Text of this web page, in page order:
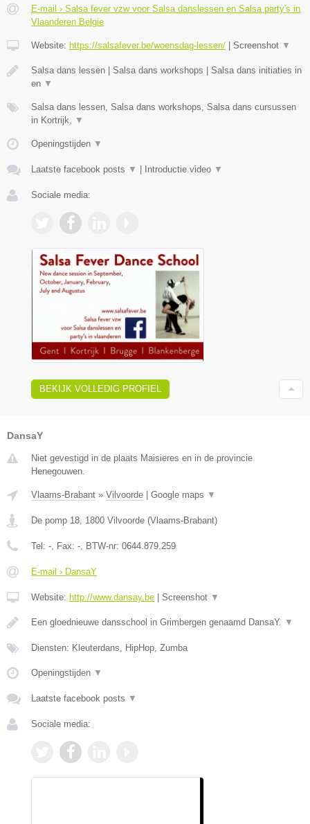
E-mail › Salsa fever vzw voor Salsa danslessen en Salsa party's in
Vlaanderen Belgie
Website: https://salsafever.be/woensdag-lessen/ Screenshot ▼
Salsa dans lessen | Salsa dans workshops | Salsa dans initiaties in
en ▼
Salsa dans lessen, Salsa dans workshops, Salsa dans cursussen
in Kortrijk, ▼
Openingstijden ▼
Laatste facebook posts ▼ Introductie video ▼
Sociale media:
BEKIJK VOLLEDIG PROFIEL
DansaY
Niet gevestigd in de plaats Maisieres en in de provincie
Henegouwen.
Vlaams-Brabant » Vilvoorde | Google maps ▼
De pomp 18 1800 Vilvoorde (Vlaams-Brabant)
Tel: - , Fax: - , BTW-nr: 0644.879.259
E-mail › DansaY
Website: http://www.dansay.be | Screenshot ▼
Een gloednieuwe dansschool in Grimbergen genaamd DansaY. ▼
Diensten: Kleuterdans, HipHop, Zumba
Openingstijden ▼
Laatste facebook posts ▼
Sociale media: